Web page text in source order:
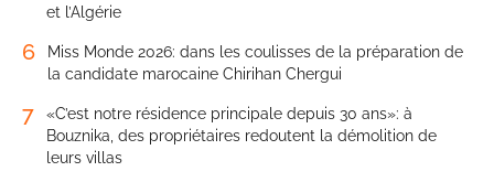
et l’Algérie
6
Miss Monde 2026: dans les coulisses de la préparation de
la candidate marocaine Chirihan Chergui
7
«C’est notre résidence principale depuis 30 ans»: à
Bouznika, des propriétaires redoutent la démolition de
leurs villas